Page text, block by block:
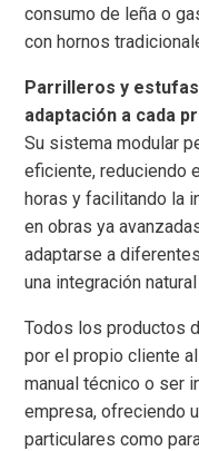
consumo de leña o
con hornos
Parrilleros y
adaptación a cada
Su sistema modular
eficiente, reduciendo
horas y facilitando la
en obras ya
adaptarse a
una integración
Todos los productos
por el propio cliente
manual técnico o ser
empresa, ofreciendo
particulares como